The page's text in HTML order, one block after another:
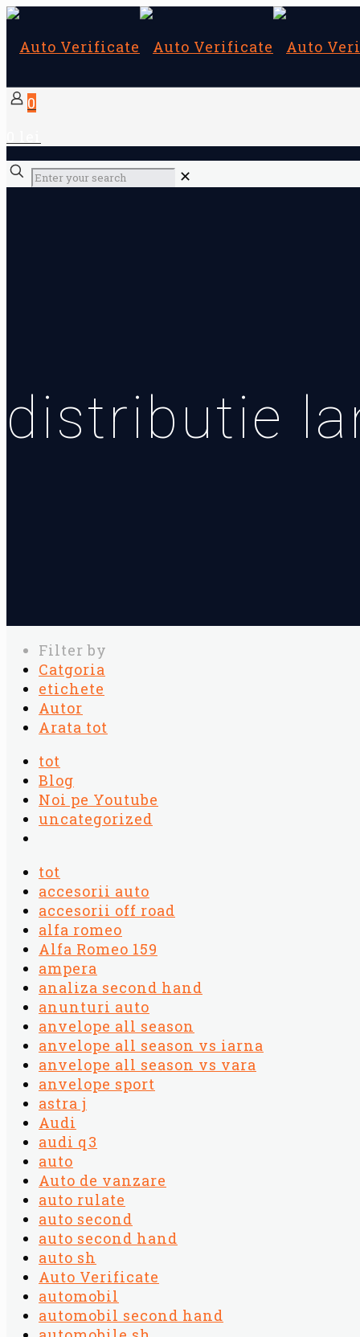
0
✕
distributie
Filter by
Catgoria
etichete
Autor
Arata tot
tot
Blog
Noi pe Youtube
uncategorized
tot
accesorii auto
accesorii off road
alfa romeo
Alfa Romeo 159
ampera
analiza second hand
anunturi auto
anvelope all season
anvelope all season vs iarna
anvelope all season vs vara
anvelope sport
astra j
Audi
audi q3
auto
Auto de vanzare
auto rulate
auto second
auto second hand
auto sh
Auto Verificate
automobil
automobil second hand